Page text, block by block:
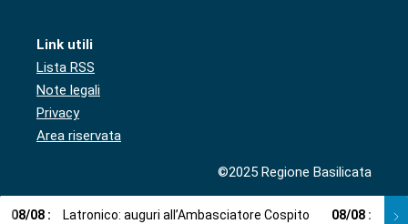
Link utili
Lista RSS
Note legali
Privacy
Area riservata
©2025 Regione Basilicata
08/08 : Latronico: auguri all’Ambasciatore Cospito 08/08 :